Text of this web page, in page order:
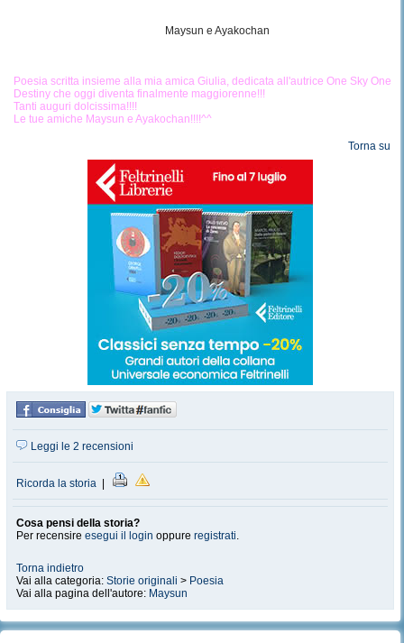
Maysun e Ayakochan
Poesia scritta insieme alla mia amica Giulia, dedicata all'autrice One Sky One
Destiny che oggi diventa finalmente maggiorenne!!!
Tanti auguri dolcissima!!!!
Le tue amiche Maysun e Ayakochan!!!!^^
Torna su
Leggi le 2 recensioni
Ricorda la storia |
Cosa pensi della storia?
Per recensire esegui il login oppure registrati.
Torna indietro
Vai alla categoria: Storie originali > Poesia
Vai alla pagina dell'autore: Maysun